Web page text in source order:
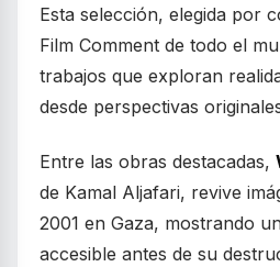
Esta selección, elegida por
Film Comment de todo el
trabajos que exploran
desde perspectivas
Entre las obras destacadas,
de Kamal Aljafari, revive
2001 en Gaza, mostrando
accesible antes de su